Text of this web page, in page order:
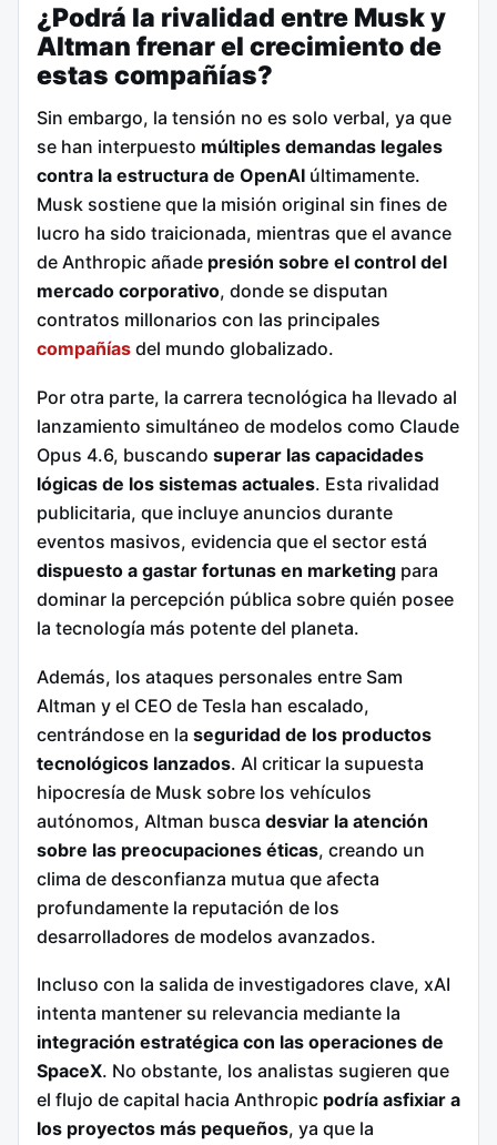
¿Podrá la rivalidad entre Musk y
Altman frenar el crecimiento de
estas compañías?
Sin embargo, la tensión no es solo verbal, ya que
se han interpuesto múltiples demandas legales
contra la estructura de OpenAI últimamente.
Musk sostiene que la misión original sin fines de
lucro ha sido traicionada, mientras que el avance
de Anthropic añade presión sobre el control del
mercado corporativo, donde se disputan
contratos millonarios con las principales
compañías del mundo globalizado.
Por otra parte, la carrera tecnológica ha llevado al
lanzamiento simultáneo de modelos como Claude
Opus 4.6, buscando superar las capacidades
lógicas de los sistemas actuales. Esta rivalidad
publicitaria, que incluye anuncios durante
eventos masivos, evidencia que el sector está
dispuesto a gastar fortunas en marketing para
dominar la percepción pública sobre quién posee
la tecnología más potente del planeta.
Además, los ataques personales entre Sam
Altman y el CEO de Tesla han escalado,
centrándose en la seguridad de los productos
tecnológicos lanzados. Al criticar la supuesta
hipocresía de Musk sobre los vehículos
autónomos, Altman busca desviar la atención
sobre las preocupaciones éticas, creando un
clima de desconfianza mutua que afecta
profundamente la reputación de los
desarrolladores de modelos avanzados.
Incluso con la salida de investigadores clave, xAI
intenta mantener su relevancia mediante la
integración estratégica con las operaciones de
SpaceX. No obstante, los analistas sugieren que
el flujo de capital hacia Anthropic podría asfixiar a
los proyectos más pequeños, ya que la